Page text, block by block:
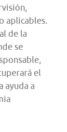
aplicables.
de la
se
el
ayuda a